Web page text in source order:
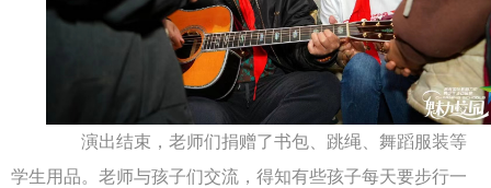
演出结束，老师们捐赠了书包、跳绳、舞蹈服装等
学生用品。老师与孩子们交流，得知有些孩子每天要步行一